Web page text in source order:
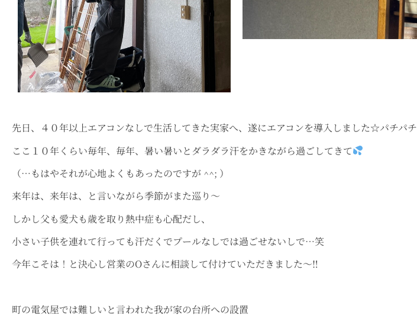
先日、４０年以上エアコンなしで生活してきた実家へ、遂にエアコンを導入しました☆パチパチ
ここ１０年くらい毎年、毎年、暑い暑いとダラダラ汗をかきながら過ごしてきて
（…もはやそれが心地よくもあったのですが ^^; ）
来年は、来年は、と言いながら季節がまた巡り～
しかし父も愛犬も歳を取り熱中症も心配だし、
小さい子供を連れて行っても汗だくでプールなしでは過ごせないしで…笑
今年こそは！と決心し営業のOさんに相談して付けていただきました～‼
町の電気屋では難しいと言われた我が家の台所への設置